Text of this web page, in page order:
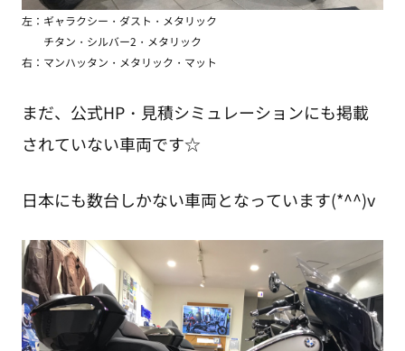
左：ギャラクシー・ダスト・メタリック
チタン・シルバー2・メタリック
右：マンハッタン・メタリック・マット
まだ、公式HP・見積シミュレーションにも掲載
されていない車両です☆
日本にも数台しかない車両となっています(*^^)v